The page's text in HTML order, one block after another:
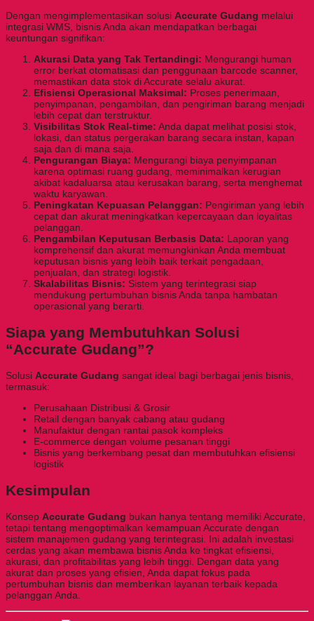
Dengan mengimplementasikan solusi Accurate Gudang melalui
integrasi WMS, bisnis Anda akan mendapatkan berbagai
keuntungan signifikan:
Akurasi Data yang Tak Tertandingi: Mengurangi human
error berkat otomatisasi dan penggunaan barcode scanner,
memastikan data stok di Accurate selalu akurat.
Efisiensi Operasional Maksimal: Proses penerimaan,
penyimpanan, pengambilan, dan pengiriman barang menjadi
lebih cepat dan terstruktur.
Visibilitas Stok Real-time: Anda dapat melihat posisi stok,
lokasi, dan status pergerakan barang secara instan, kapan
saja dan di mana saja.
Pengurangan Biaya: Mengurangi biaya penyimpanan
karena optimasi ruang gudang, meminimalkan kerugian
akibat kadaluarsa atau kerusakan barang, serta menghemat
waktu karyawan.
Peningkatan Kepuasan Pelanggan: Pengiriman yang lebih
cepat dan akurat meningkatkan kepercayaan dan loyalitas
pelanggan.
Pengambilan Keputusan Berbasis Data: Laporan yang
komprehensif dan akurat memungkinkan Anda membuat
keputusan bisnis yang lebih baik terkait pengadaan,
penjualan, dan strategi logistik.
Skalabilitas Bisnis: Sistem yang terintegrasi siap
mendukung pertumbuhan bisnis Anda tanpa hambatan
operasional yang berarti.
Siapa yang Membutuhkan Solusi
“Accurate Gudang”?
Solusi Accurate Gudang sangat ideal bagi berbagai jenis bisnis,
termasuk:
Perusahaan Distribusi & Grosir
Retail dengan banyak cabang atau gudang
Manufaktur dengan rantai pasok kompleks
E-commerce dengan volume pesanan tinggi
Bisnis yang berkembang pesat dan membutuhkan efisiensi
logistik
Kesimpulan
Konsep Accurate Gudang bukan hanya tentang memiliki Accurate,
tetapi tentang mengoptimalkan kemampuan Accurate dengan
sistem manajemen gudang yang terintegrasi. Ini adalah investasi
cerdas yang akan membawa bisnis Anda ke tingkat efisiensi,
akurasi, dan profitabilitas yang lebih tinggi. Dengan data yang
akurat dan proses yang efisien, Anda dapat fokus pada
pertumbuhan bisnis dan memberikan layanan terbaik kepada
pelanggan Anda.